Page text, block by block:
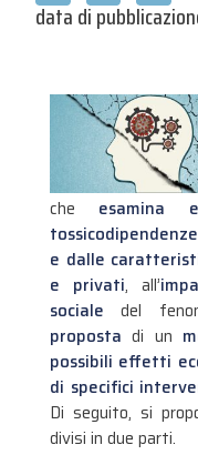
data di
che
tossicodipendenze
e dalle
e privati, all’
sociale del
propostadi un
possibili effetti
di specifici
Di seguito, si
divisi in due parti.